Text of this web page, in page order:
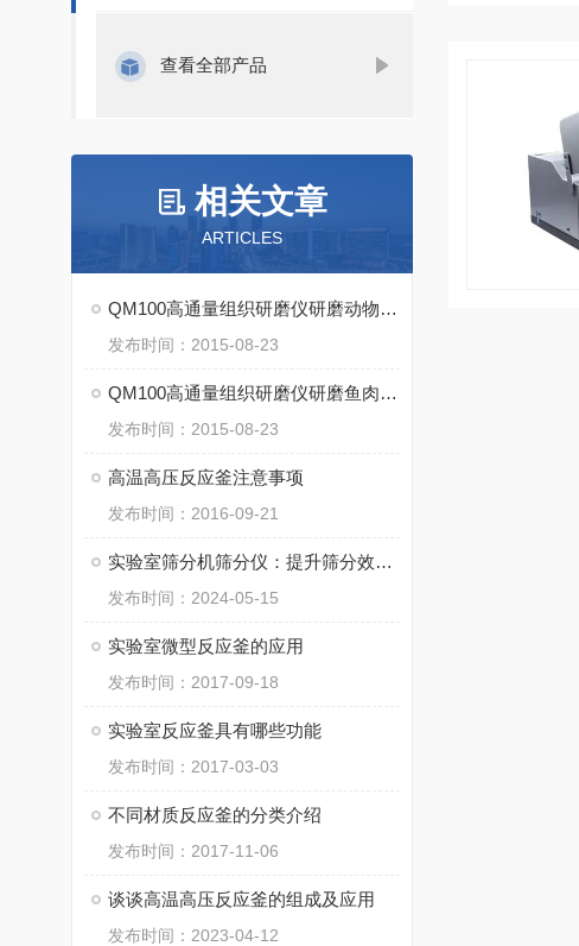
查看全部产品
相关文章
ARTICLES
QM100高通量组织研磨仪研磨动物组织方法
发布时间：2015-08-23
QM100高通量组织研磨仪研磨鱼肉组织的试验方法
发布时间：2015-08-23
高温高压反应釜注意事项
发布时间：2016-09-21
实验室筛分机筛分仪：提升筛分效率与精度
发布时间：2024-05-15
实验室微型反应釜的应用
发布时间：2017-09-18
实验室反应釜具有哪些功能
发布时间：2017-03-03
不同材质反应釜的分类介绍
发布时间：2017-11-06
谈谈高温高压反应釜的组成及应用
发布时间：2023-04-12